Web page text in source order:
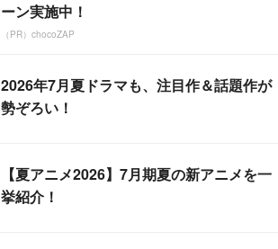
ーン実施中！
（PR）chocoZAP
2026年7月夏ドラマも、注目作＆話題作が
勢ぞろい！
【夏アニメ2026】7月期夏の新アニメを一
挙紹介！